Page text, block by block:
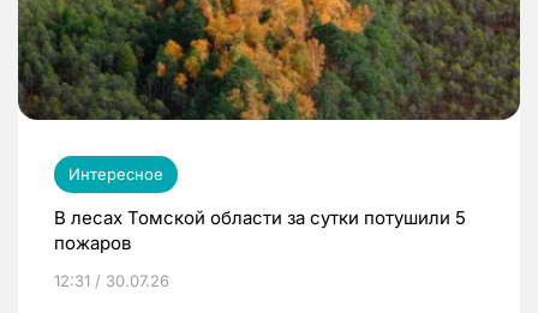
Интересное
В лесах Томской области за сутки потушили 5
пожаров
12:31 / 30.07.26